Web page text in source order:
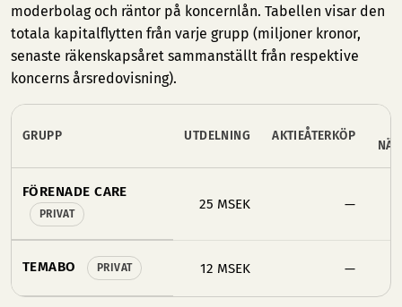
moderbolag och räntor på koncernlån. Tabellen visar den
totala kapitalflytten från varje grupp (miljoner kronor,
senaste räkenskapsåret sammanställt från respektive
koncerns årsredovisning).
GRUPP UTDELNING AKTIEÅTERKÖP
FÖRENADE CARE
PRIVAT
25 MSEK —
TEMABO PRIVAT 12 MSEK —